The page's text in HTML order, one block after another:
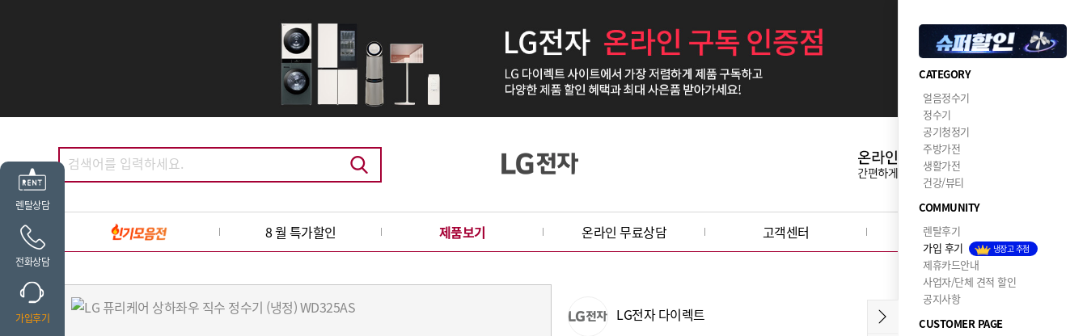
8 월 특가할인 제품보기 온라인 무료상담 고객센터 이달의혜택
LG전자 다이렉트
렌탈상담
전화상담
가입후기
CATEGORY
얼음정수기
정수기
공기청정기
주방가전
생활가전
건강/뷰티
COMMUNITY
렌탈후기
가입 후기
냉장고 추첨
제휴카드안내
사업자/단체 견적 할인
공지사항
CUSTOMER PAGE